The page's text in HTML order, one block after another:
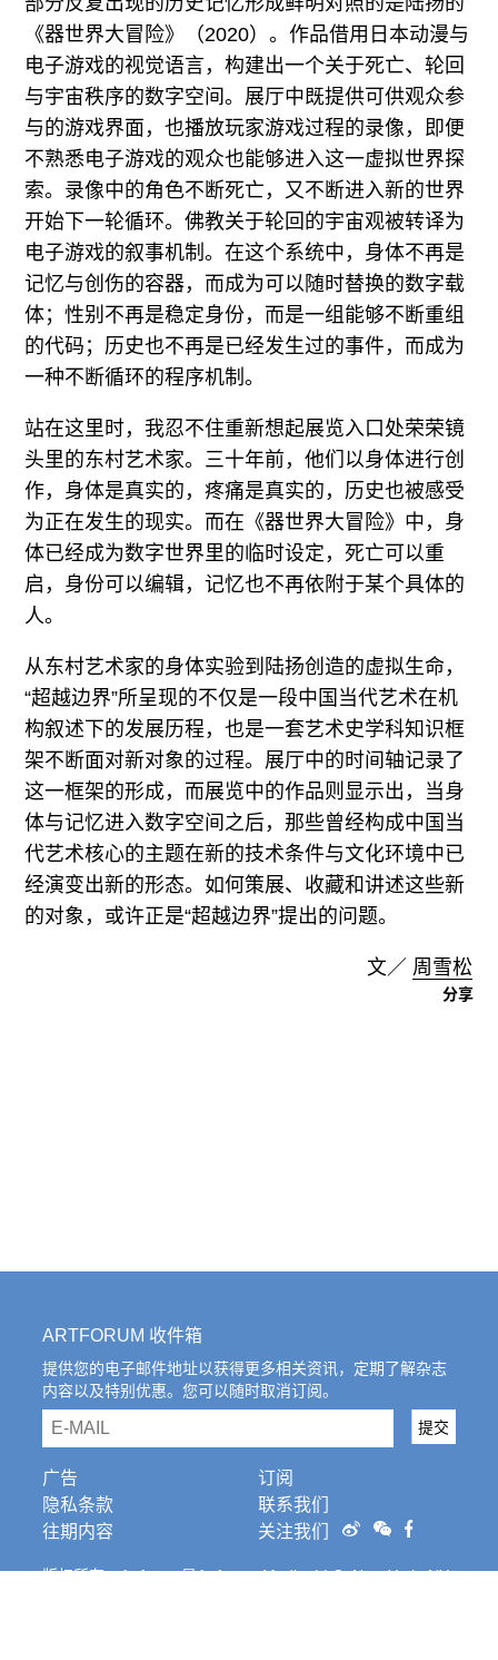
《器世界大冒险》（2020）。作品借用日本动漫与
电子游戏的视觉语言，构建出一个关于死亡、轮回
与宇宙秩序的数字空间。展厅中既提供可供观众参
与的游戏界面，也播放玩家游戏过程的录像，即便
不熟悉电子游戏的观众也能够进入这一虚拟世界探
索。录像中的角色不断死亡，又不断进入新的世界
开始下一轮循环。佛教关于轮回的宇宙观被转译为
电子游戏的叙事机制。在这个系统中，身体不再是
记忆与创伤的容器，而成为可以随时替换的数字载
体；性别不再是稳定身份，而是一组能够不断重组
的代码；历史也不再是已经发生过的事件，而成为
一种不断循环的程序机制。
站在这里时，我忍不住重新想起展览入口处荣荣镜
头里的东村艺术家。三十年前，他们以身体进行创
作，身体是真实的，疼痛是真实的，历史也被感受
为正在发生的现实。而在《器世界大冒险》中，身
体已经成为数字世界里的临时设定，死亡可以重
启，身份可以编辑，记忆也不再依附于某个具体的
人。
从东村艺术家的身体实验到陆扬创造的虚拟生命，
“超越边界”所呈现的不仅是一段中国当代艺术在机
构叙述下的发展历程，也是一套艺术史学科知识框
架不断面对新对象的过程。展厅中的时间轴记录了
这一框架的形成，而展览中的作品则显示出，当身
体与记忆进入数字空间之后，那些曾经构成中国当
代艺术核心的主题在新的技术条件与文化环境中已
经演变出新的形态。如何策展、收藏和讲述这些新
的对象，或许正是“超越边界”提出的问题。
文／ 周雪松
分享
ARTFORUM 收件箱
提供您的电子邮件地址以获得更多相关资讯，定期了解杂志
内容以及特别优惠。您可以随时取消订阅。
email 提交
广告
隐私条款
往期内容
订阅
联系我们
关注我们
版权所有。Artforum是Artforum Media, LLC, New York, NY